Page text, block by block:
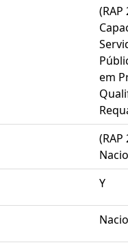
(RAP
em
(RAP
Y